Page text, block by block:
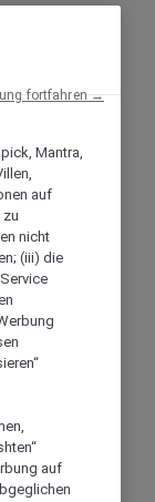
Mantra,
auf
zu
nicht
(iii) die
auf
fortfahren →